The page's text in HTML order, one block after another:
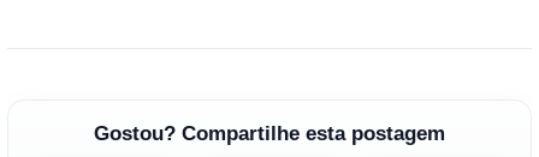
Gostou? Compartilhe esta postagem